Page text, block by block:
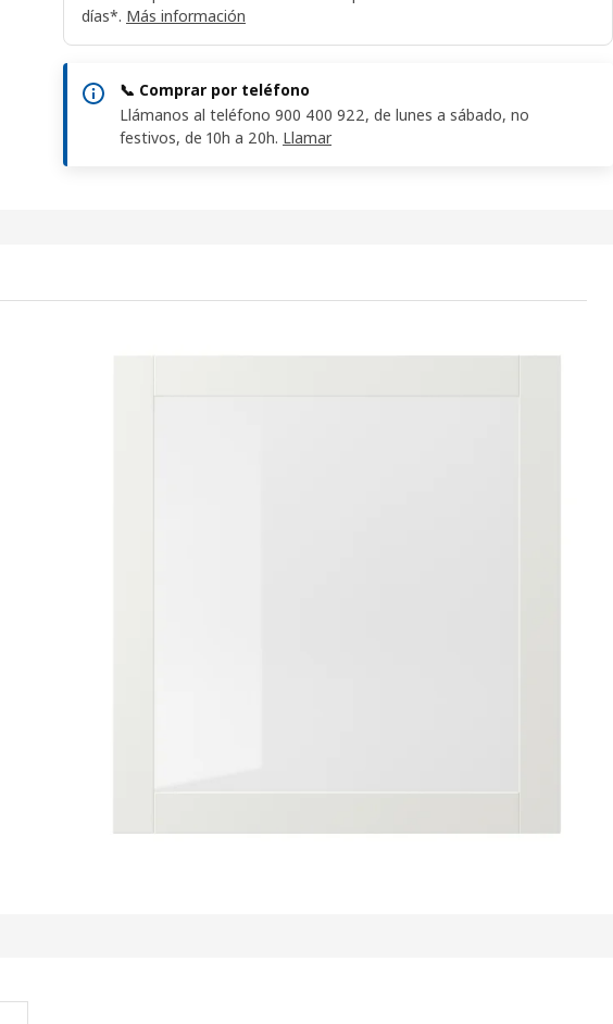
días*. Más información
📞 Comprar por teléfono
Llámanos al teléfono 900 400 922, de lunes a sábado, no
festivos, de 10h a 20h. Llamar